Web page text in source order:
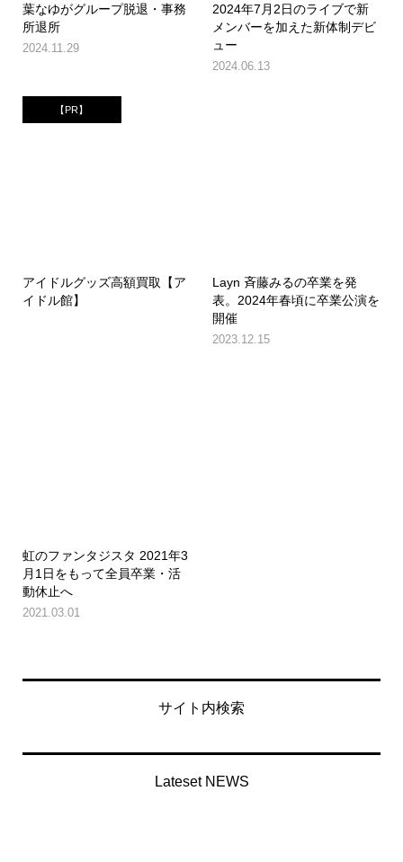
葉なゆがグループ脱退・事務
所退所
2024.11.29
2024年7月2日のライブで新
メンバーを加えた新体制デビ
ュー
2024.06.13
【PR】
アイドルグッズ高額買取【ア
イドル館】
Layn 斉藤みるの卒業を発
表。2024年春頃に卒業公演を
開催
2023.12.15
虹のファンタジスタ 2021年3
月1日をもって全員卒業・活
動休止へ
2021.03.01
サイト内検索
Lateset NEWS